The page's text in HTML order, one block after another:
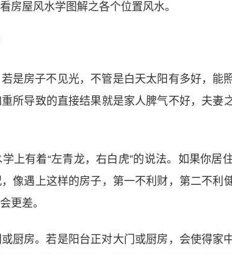
房屋风水学图解之各个位置风水。
是房子不见光，不管是白天太阳有多好，能
所导致的直接结果就是家人脾气不好，夫妻
上有着“左青龙，右白虎”的说法。如果你居
像遇上这样的房子，第一不利财，第二不利
更差。
厨房。若是阳台正对大门或厨房，会使得家